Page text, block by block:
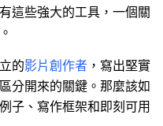
這些強大的工具，一個關
的影片創作者 ，寫出堅實
分開來的關鍵。那麼該如
子、寫作框架和即刻可用